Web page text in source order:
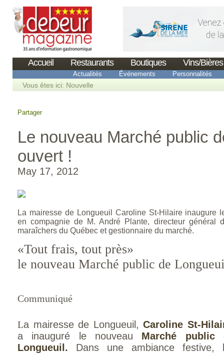
Accueil Restaurants Boutiques Vins/Bières
Actualités Événements Personnalités
Vous êtes ici: Nouvelle
Partager
Le nouveau Marché public
ouvert !
May 17, 2012
La mairesse de Longueuil Caroline St-Hilaire inaugure
en compagnie de M. André Plante, directeur général
maraîchers du Québec et gestionnaire du marché.
«Tout frais, tout près»
le nouveau Marché public de
Communiqué
La mairesse de Longueuil,Caroline St-
a inauguré le nouveau Marché public
Longueuil. Dans une ambiance festive,